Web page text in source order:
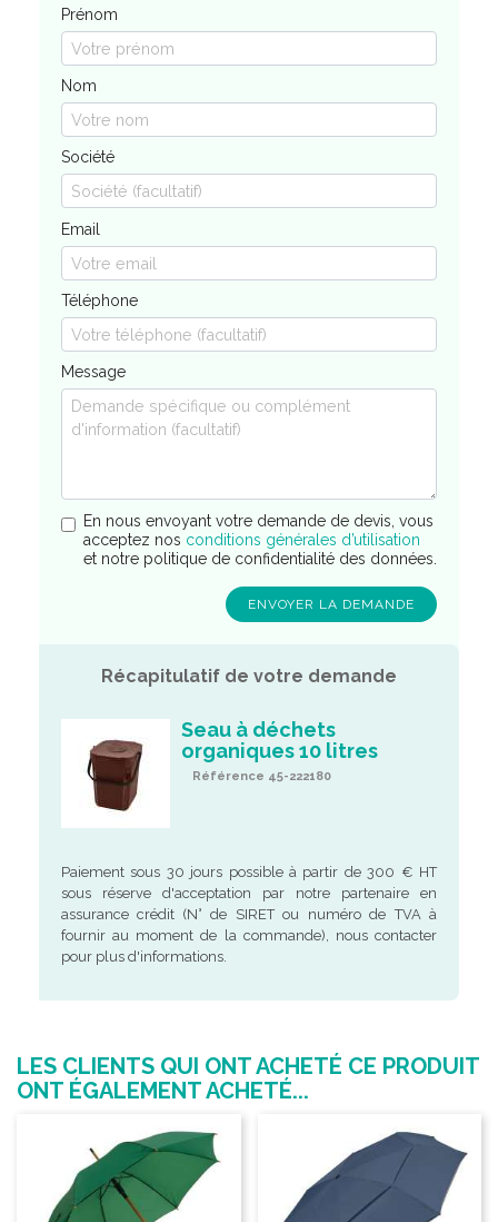
Prénom
Nom
Société
Email
Téléphone
Message
En nous envoyant votre demande de devis, vous
acceptez nos conditions générales d’utilisation
et notre politique de confidentialité des données.
Récapitulatif de votre demande
Seau à déchets
organiques 10 litres
Référence 45-222180
Paiement sous 30 jours possible à partir de 300 € HT
sous réserve d'acceptation par notre partenaire en
assurance crédit (N° de SIRET ou numéro de TVA à
fournir au moment de la commande), nous contacter
pour plus d'informations.
LES CLIENTS QUI ONT ACHETÉ CE PRODUIT
ONT ÉGALEMENT ACHETÉ...